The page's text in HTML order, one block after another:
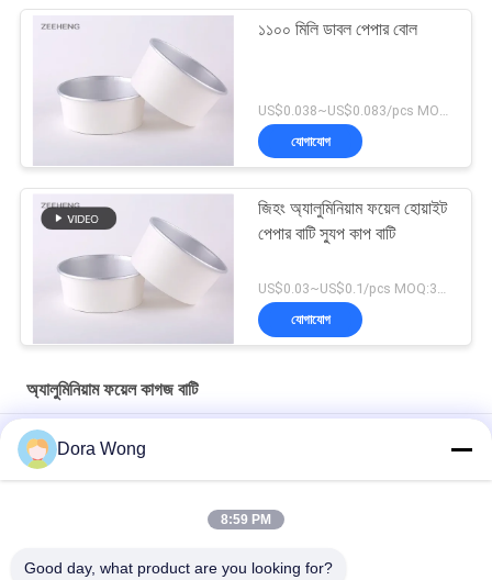
১১০০ মিলি ডাবল পেপার বোল
যোগাযোগ
জিহং অ্যালুমিনিয়াম ফয়েল হোয়াইট
পেপার বাটি স্যুপ কাপ বাটি
US$0.03~US$0.1/pcs MOQ:30000PCS
যোগাযোগ
অ্যালুমিনিয়াম ফয়েল কাগজ বাটি
মাইক্রোওয়েভ সেফ ব্যবহার খাদ্য পরিবেশন ফয়েল খাদ্য হোয়াইট কraft কাগজ পাত্রে
খাদ্য গ্রেড Sturdy তেল প্রতিরোধ Takeaway রাউন্ড অ্যালুমিনিয়াম ফয়েল বোল
Dora Wong
8:59 PM
Good day, what product are you looking for?